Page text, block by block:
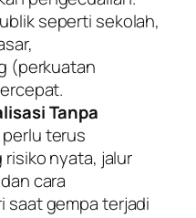
seperti sekolah,
(perkuatan
Tanpa
terus
nyata, jalur
cara
saat gempa terjadi